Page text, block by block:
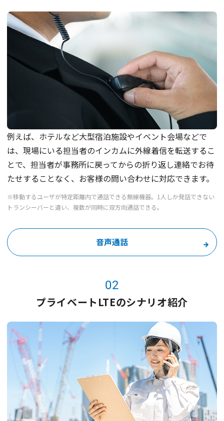
例えば、ホテルなど大型宿泊施設やイベント会場などで
は、現場にいる担当者のインカムに外線着信を転送するこ
とで、担当者が事務所に戻ってからの折り返し連絡でお待
たせすることなく、お客様の問い合わせに対応できます。
※移動するユーザが特定距離内で通話できる無線機器。1人しか発話できない
トランシーバーと違い、複数が同時に双方向通話できる。
音声通話
02
プライベートLTEのシナリオ紹介